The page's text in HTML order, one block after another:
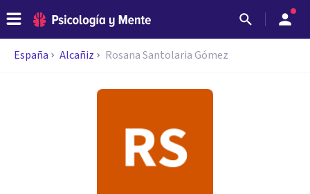
España Alcañiz Rosana Santolaria Gómez